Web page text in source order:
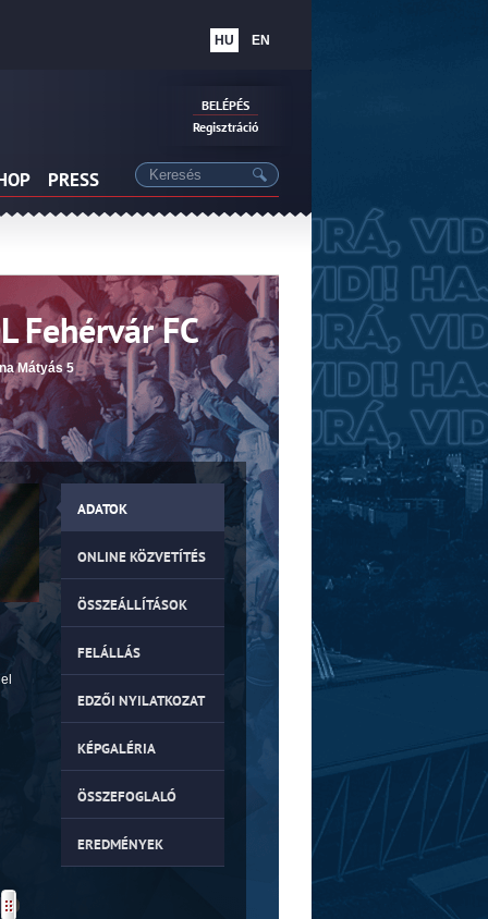
HU EN
PRESS
BELÉPÉS
Regisztráció
Fehérvár FC
Mátyás 5
ADATOK
ONLINE KÖZVETÍTÉS
ÖSSZEÁLLÍTÁSOK
FELÁLLÁS
EDZŐI NYILATKOZAT
KÉPGALÉRIA
ÖSSZEFOGLALÓ
EREDMÉNYEK